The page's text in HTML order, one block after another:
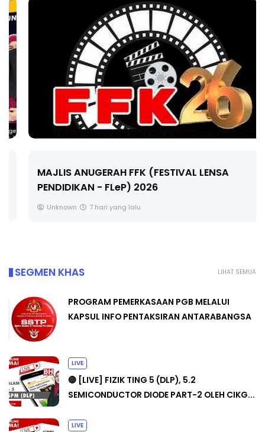
MAJLIS ANUGERAH FFK (FESTIVAL LENSA
PENDIDIKAN - FLeP) 2026
Unknown 7 hari yang lalu
LIHAT SEMUA
SEGMEN KHAS
PROGRAM PEMERKASAAN PGB MELALUI
KAPSUL INFO PENTAKSIRAN ANTARABANGSA
LIVE
🔴 [LIVE] FIZIK TING 5 (DLP), 5.2
SEMICONDUCTOR DIODE PART-2 OLEH CIKG...
LIVE